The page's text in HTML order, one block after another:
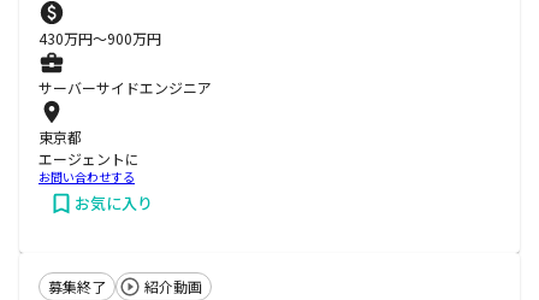
430万円〜900万円
サーバーサイドエンジニア
東京都
エージェントに
お問い合わせする
お気に入り
募集終了
紹介動画